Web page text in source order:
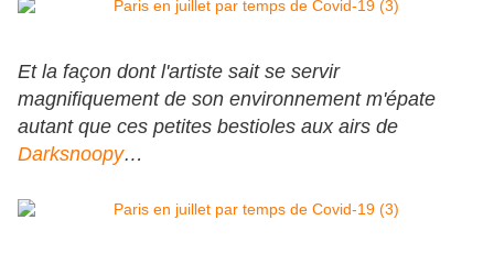
Et la façon dont l'artiste sait se servir
magnifiquement de son environnement m'épate
autant que ces petites bestioles aux airs de
Darksnoopy…